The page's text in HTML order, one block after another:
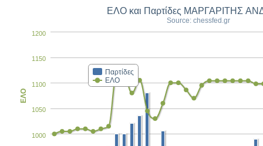
ΕΛΟ και Παρτίδες ΜΑΡΓΑΡΙΤΗΣ
Source: chessfed.gr
Παρτίδες
ΕΛΟ
1000
1050
1100
1150
1200
ΕΛΟ